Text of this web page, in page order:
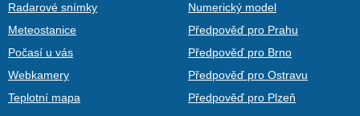
Radarové snímky
Meteostanice
Počasí u vás
Webkamery
Teplotní mapa
Numerický model
Předpověď pro Prahu
Předpověď pro Brno
Předpověď pro Ostravu
Předpověď pro Plzeň